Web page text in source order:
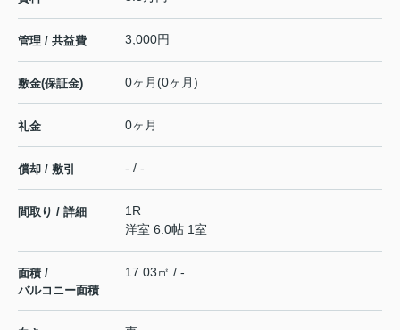
管理 / 共益費 3,000円
敷金(保証金) 0ヶ月(0ヶ月)
礼金 0ヶ月
償却 / 敷引 - / -
間取り / 詳細
1R
洋室 6.0帖 1室
面積 /
バルコニー面積
17.03㎡ / -